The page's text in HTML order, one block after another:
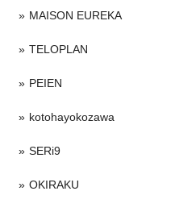
MAISON EUREKA
TELOPLAN
PEIEN
kotohayokozawa
SERi9
OKIRAKU